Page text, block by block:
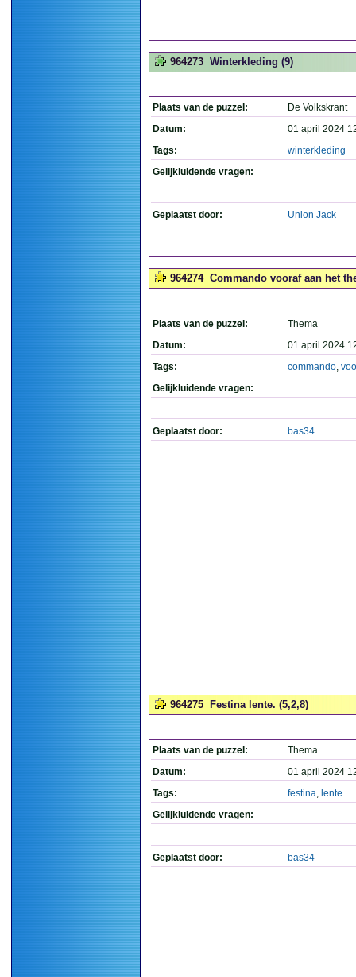
964273 Winterkleding (9)
Plaats van de puzzel:
De Volkskrant
Datum:
01 april 2024
Tags:
winterkleding
Gelijkluidende vragen:
Geplaatst door: Union Jack
964274 Commando vooraf aan het
Plaats van de puzzel:
Thema
Datum:
01 april 2024
Tags:
commando,
Gelijkluidende vragen:
Geplaatst door: bas34
964275 Festina lente. (5,2,8)
Plaats van de puzzel:
Thema
Datum:
01 april 2024
Tags:
festina, lente
Gelijkluidende vragen:
Geplaatst door: bas34